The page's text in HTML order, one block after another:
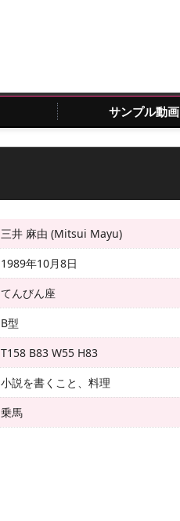
サンプル動画
三井 麻由 (Mitsui Mayu)
1989年10月8日
てんびん座
B型
T158 B83 W55 H83
小説を書くこと、料理
乗馬